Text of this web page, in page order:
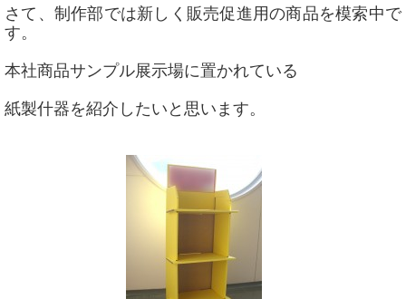
さて、制作部では新しく販売促進用の商品を模索中で
す。
本社商品サンプル展示場に置かれている
紙製什器を紹介したいと思います。